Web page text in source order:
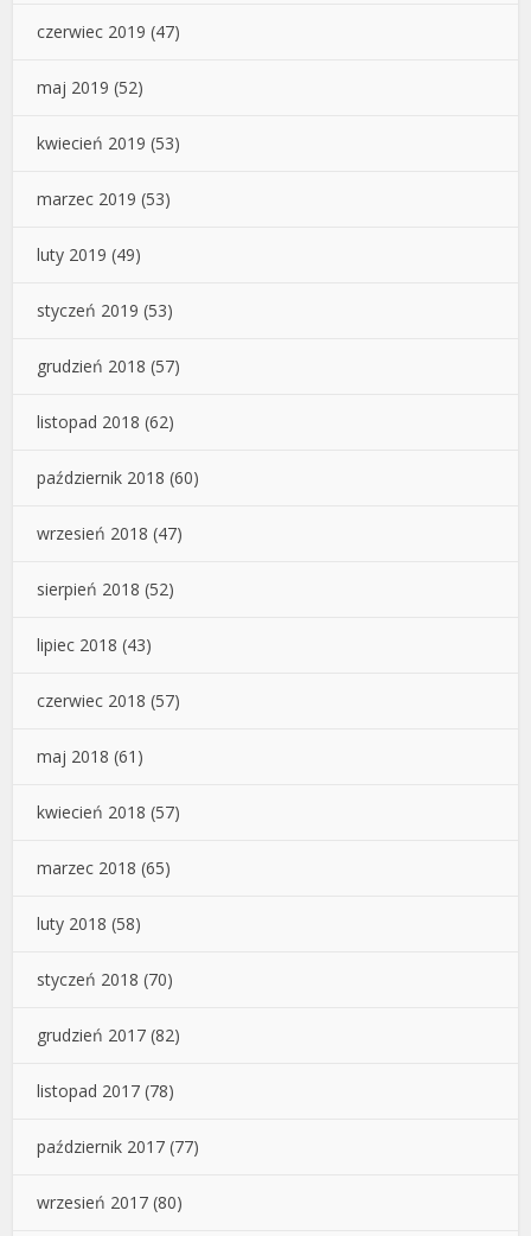
czerwiec 2019 (47)
maj 2019 (52)
kwiecień 2019 (53)
marzec 2019 (53)
luty 2019 (49)
styczeń 2019 (53)
grudzień 2018 (57)
listopad 2018 (62)
październik 2018 (60)
wrzesień 2018 (47)
sierpień 2018 (52)
lipiec 2018 (43)
czerwiec 2018 (57)
maj 2018 (61)
kwiecień 2018 (57)
marzec 2018 (65)
luty 2018 (58)
styczeń 2018 (70)
grudzień 2017 (82)
listopad 2017 (78)
październik 2017 (77)
wrzesień 2017 (80)